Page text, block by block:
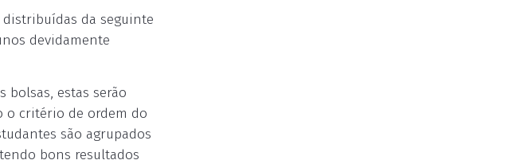
distribuídas da seguinte
devidamente
bolsas, estas serão
o critério de ordem do
são agrupados
bons resultados